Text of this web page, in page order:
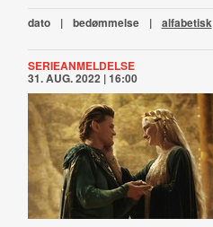
dato | bedømmelse | alfabetisk
SERIEANMELDELSE
31. AUG. 2022 | 16:00